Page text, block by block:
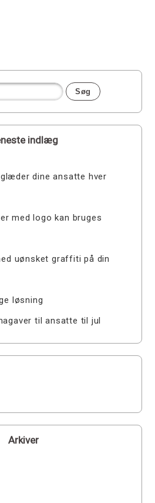
indlæg
dine ansatte hver
med logo kan bruges
uønsket graffiti på din
løsning
til ansatte til jul
Arkiver